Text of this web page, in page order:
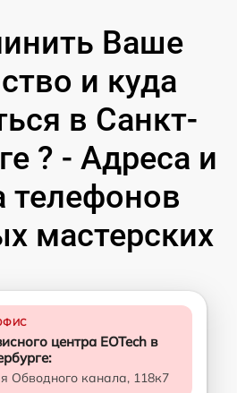
Ваше
и куда
в Санкт-
? - Адреса и
телефонов
мастерских
центра EOTech в
Обводного канала, 118к7